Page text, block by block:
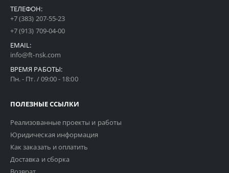
ТЕЛЕФОН:
+7 (383) 207-55-23
+7 (913) 709-04-00
EMAIL:
info@ft-nsk.com
ВРЕМЯ РАБОТЫ:
Пн. - Пт. / 09:00 - 18:00
ПОЛЕЗНЫЕ ССЫЛКИ
Реализованные проекты и работы
Юридическая информация
Как заказать и оплатить
Доставка и сборка